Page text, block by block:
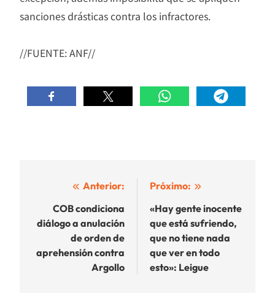
sanciones drásticas contra los infractores.
//FUENTE: ANF//
Navegación
entradas
Anterior:
COB condiciona
diálogo a anulación
de orden de
aprehensión contra
Argollo
Próximo:
«Hay gente inocente
que está sufriendo,
que no tiene nada
que ver en todo
esto»: Leigue